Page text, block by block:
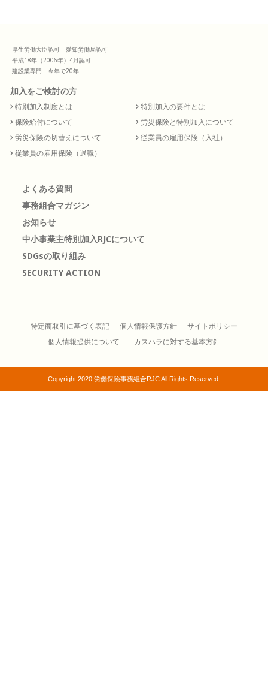
厚生労働大臣認可 愛知労働局認可
平成18年（2006年）4月認可
建設業専門 今年で20年
加入をご検討の方
特別加入制度とは
特別加入の要件とは
保険給付について
労災保険と特別加入について
労災保険の切替えについて
従業員の雇用保険（入社）
従業員の雇用保険（退職）
よくある質問
事務組合マガジン
お知らせ
中小事業主特別加入RJCについて
SDGsの取り組み
SECURITY ACTION
特定商取引に基づく表記 個人情報保護方針
サイトポリシー
個人情報提供について
カスハラに対する基本方針
Copyright 2020 労働保険事務組合RJC All Rights Reserved.